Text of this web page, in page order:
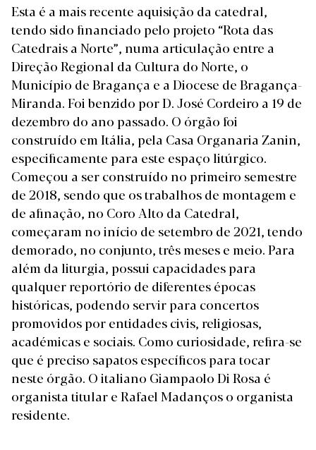
Esta é a mais recente aquisição da catedral,
tendo sido financiado pelo projeto “Rota das
Catedrais a Norte”, numa articulação entre a
Direção Regional da Cultura do Norte, o
Município de Bragança e a Diocese de Bragança-
Miranda. Foi benzido por D. José Cordeiro a 19 de
dezembro do ano passado. O órgão foi
construído em Itália, pela Casa Organaria Zanin,
especificamente para este espaço litúrgico.
Começou a ser construído no primeiro semestre
de 2018, sendo que os trabalhos de montagem e
de afinação, no Coro Alto da Catedral,
começaram no início de setembro de 2021, tendo
demorado, no conjunto, três meses e meio. Para
além da liturgia, possui capacidades para
qualquer reportório de diferentes épocas
históricas, podendo servir para concertos
promovidos por entidades civis, religiosas,
académicas e sociais. Como curiosidade, refira-se
que é preciso sapatos específicos para tocar
neste órgão. O italiano Giampaolo Di Rosa é
organista titular e Rafael Madanços o organista
residente.